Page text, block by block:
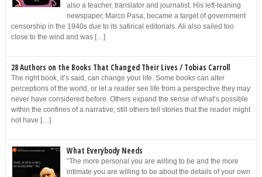
also a teacher, translator and journalist. His left-leaning
newspaper, Marco Pasa, became a target of government
censorship in the 1940s due to its satirical editorials. Ali also sailed too
close to the wind and was […]
28 Authors on the Books That Changed Their Lives / Tobias Carroll
The right book, it’s said, can change your life. Some books can alter
perceptions of the world, or let a reader see life from a perspective they may
never have considered before. Others expand the sense of what’s possible
within the confines of a narrative; still others tell stories that the reader might
not have […]
What Everybody Needs
“The more personal you are willing to be and the more
intimate you are willing to be about the details of your own